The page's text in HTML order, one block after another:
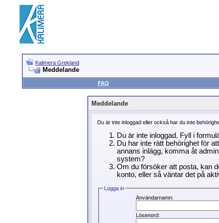
Kalimera Grekland
Meddelande
FAQ
Meddelande
Du är inte inloggad eller också har du inte
Du är inte inloggad. Fyll i
Du har inte rätt behörighet för
annans inlägg, komma åt
system?
Om du försöker att posta, kan
konto, eller så väntar det på
Logga in
Användarnamn:
Lösenord: